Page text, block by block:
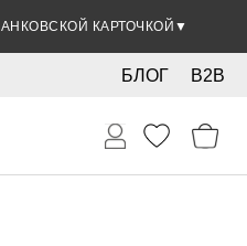
КАРТОЧКОЙ ▼
B2B
БЛОГ